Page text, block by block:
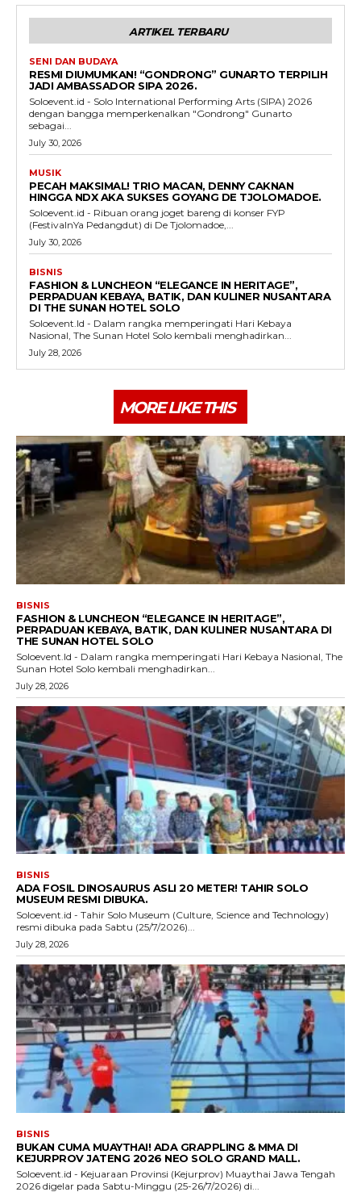
ARTIKEL TERBARU
SENI DAN BUDAYA
RESMI DIUMUMKAN! “GONDRONG” GUNARTO TERPILIH
JADI AMBASSADOR SIPA 2026.
Soloevent.id - Solo International Performing Arts (SIPA) 2026
dengan bangga memperkenalkan "Gondrong" Gunarto
sebagai...
July 30, 2026
MUSIK
PECAH MAKSIMAL! TRIO MACAN, DENNY CAKNAN
HINGGA NDX AKA SUKSES GOYANG DE TJOLOMADOE.
Soloevent.id - Ribuan orang joget bareng di konser FYP
(FestivalnYa Pedangdut) di De Tjolomadoe,...
July 30, 2026
BISNIS
FASHION & LUNCHEON “ELEGANCE IN HERITAGE”,
PERPADUAN KEBAYA, BATIK, DAN KULINER NUSANTARA
DI THE SUNAN HOTEL SOLO
Soloevent.Id - Dalam rangka memperingati Hari Kebaya
Nasional, The Sunan Hotel Solo kembali menghadirkan...
July 28, 2026
MORE LIKE THIS
BISNIS
FASHION & LUNCHEON “ELEGANCE IN HERITAGE”,
PERPADUAN KEBAYA, BATIK, DAN KULINER NUSANTARA DI
THE SUNAN HOTEL SOLO
Soloevent.Id - Dalam rangka memperingati Hari Kebaya Nasional, The
Sunan Hotel Solo kembali menghadirkan...
July 28, 2026
BISNIS
ADA FOSIL DINOSAURUS ASLI 20 METER! TAHIR SOLO
MUSEUM RESMI DIBUKA.
Soloevent.id - Tahir Solo Museum (Culture, Science and Technology)
resmi dibuka pada Sabtu (25/7/2026)...
July 28, 2026
BISNIS
BUKAN CUMA MUAYTHAI! ADA GRAPPLING & MMA DI
KEJURPROV JATENG 2026 NEO SOLO GRAND MALL.
Soloevent.id - Kejuaraan Provinsi (Kejurprov) Muaythai Jawa Tengah
2026 digelar pada Sabtu-Minggu (25-26/7/2026) di...